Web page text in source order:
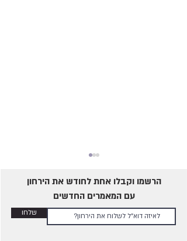
הרשמו וקבלו אחת לחודש את הירחון
עם המאמרים החדשים
שלחו